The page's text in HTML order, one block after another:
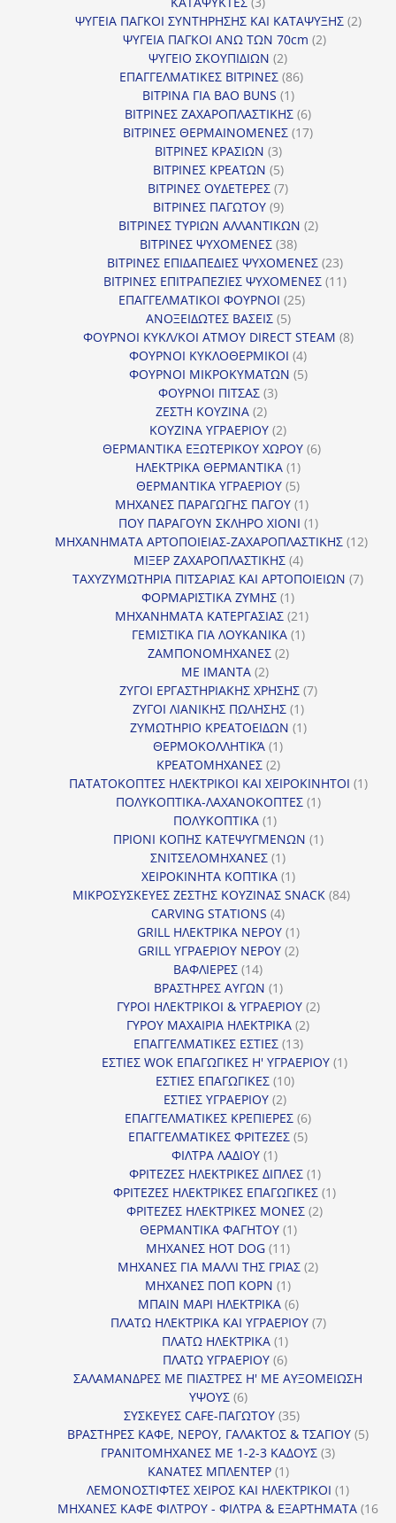
προϊόντα
ΨΥΓΕΙΑ ΠΑΓΚΟΙ ΣΥΝΤΗΡΗΣΗΣ ΚΑΙ ΚΑΤΑΨΥΞΗΣ 22
ΨΥΓΕΙΑ ΠΑΓΚΟΙ ΑΝΩ ΤΩΝ 70cm 22
ΨΥΓΕΙΟ ΣΚΟΥΠΙΔΙΩΝ 22
προϊόντα
ΕΠΑΓΓΕΛΜΑΤΙΚΕΣ ΒΙΤΡΙΝΕΣ 8686
ΒΙΤΡΙΝΑ ΓΙΑ BAO BUNS 11
προϊόν
ΒΙΤΡΙΝΕΣ ΖΑΧΑΡΟΠΛΑΣΤΙΚΗΣ 66
προϊόντα
ΒΙΤΡΙΝΕΣ ΘΕΡΜΑΙΝΟΜΕΝΕΣ 1717
ΒΙΤΡΙΝΕΣ ΚΡΑΣΙΩΝ 33
προϊόντα
ΒΙΤΡΙΝΕΣ ΚΡΕΑΤΩΝ 55
προϊόντα
ΒΙΤΡΙΝΕΣ ΟΥΔΕΤΕΡΕΣ 77
ΒΙΤΡΙΝΕΣ ΠΑΓΩΤΟΥ 99
προϊόντα
ΒΙΤΡΙΝΕΣ ΤΥΡΙΩΝ ΑΛΛΑΝΤΙΚΩΝ 22
ΒΙΤΡΙΝΕΣ ΨΥΧΟΜΕΝΕΣ 3838
προϊόντα
ΒΙΤΡΙΝΕΣ ΕΠΙΔΑΠΕΔΙΕΣ ΨΥΧΟΜΕΝΕΣ 2323
προϊόντα
ΒΙΤΡΙΝΕΣ ΕΠΙΤΡΑΠΕΖΙΕΣ ΨΥΧΟΜΕΝΕΣ 1111
ΕΠΑΓΓΕΛΜΑΤΙΚΟΙ ΦΟΥΡΝΟΙ 2525
ΑΝΟΞΕΙΔΩΤΕΣ ΒΑΣΕΙΣ 55
προϊόντα
ΦΟΥΡΝΟΙ ΚΥΚΛ/ΚΟΙ ΑΤΜΟΥ DIRECT STEAM 88
ΦΟΥΡΝΟΙ ΚΥΚΛΟΘΕΡΜΙΚΟΙ 44
προϊόντα
ΦΟΥΡΝΟΙ ΜΙΚΡΟΚΥΜΑΤΩΝ 55
ΦΟΥΡΝΟΙ ΠΙΤΣΑΣ 33
ΖΕΣΤΗ ΚΟΥΖΙΝΑ 22
προϊόντα
ΚΟΥΖΙΝΑ ΥΓΡΑΕΡΙΟΥ 22
προϊόντα
ΘΕΡΜΑΝΤΙΚΑ ΕΞΩΤΕΡΙΚΟΥ ΧΩΡΟΥ 66
ΗΛΕΚΤΡΙΚΑ ΘΕΡΜΑΝΤΙΚΑ 11
προϊόν
ΘΕΡΜΑΝΤΙΚΑ ΥΓΡΑΕΡΙΟΥ 55
προϊόντα
ΜΗΧΑΝΕΣ ΠΑΡΑΓΩΓΗΣ ΠΑΓΟΥ 11
προϊόν
ΠΟΥ ΠΑΡΑΓΟΥΝ ΣΚΛΗΡΟ ΧΙΟΝΙ 11
προϊόν
ΜΗΧΑΝΗΜΑΤΑ ΑΡΤΟΠΟΙΕΙΑΣ-ΖΑΧΑΡΟΠΛΑΣΤΙΚΗΣ 1212
ΜΙΞΕΡ ΖΑΧΑΡΟΠΛΑΣΤΙΚΗΣ 44
προϊόντα
ΤΑΧΥΖΥΜΩΤΗΡΙΑ ΠΙΤΣΑΡΙΑΣ ΚΑΙ ΑΡΤΟΠΟΙΕΙΩΝ 77
ΦΟΡΜΑΡΙΣΤΙΚΑ ΖΥΜΗΣ 11
προϊόν
ΜΗΧΑΝΗΜΑΤΑ ΚΑΤΕΡΓΑΣΙΑΣ 2121
προϊόντα
ΓΕΜΙΣΤΙΚΑ ΓΙΑ ΛΟΥΚΑΝΙΚΑ 11
ΖΑΜΠΟΝΟΜΗΧΑΝΕΣ 22
ΜΕ ΙΜΑΝΤΑ 22
προϊόντα
ΖΥΓΟΙ ΕΡΓΑΣΤΗΡΙΑΚΗΣ ΧΡΗΣΗΣ 77
ΖΥΓΟΙ ΛΙΑΝΙΚΗΣ ΠΩΛΗΣΗΣ 11
προϊόν
ΖΥΜΩΤΗΡΙΟ ΚΡΕΑΤΟΕΙΔΩΝ 11
ΘΕΡΜΟΚΟΛΛΗΤΙΚΆ 11
προϊόν
ΚΡΕΑΤΟΜΗΧΑΝΕΣ 22
προϊόντα
ΠΑΤΑΤΟΚΟΠΤΕΣ ΗΛΕΚΤΡΙΚΟΙ ΚΑΙ ΧΕΙΡΟΚΙΝΗΤΟΙ 11
ΠΟΛΥΚΟΠΤΙΚΑ-ΛΑΧΑΝΟΚΟΠΤΕΣ 11
ΠΟΛΥΚΟΠΤΙΚΑ 11
προϊόν
ΠΡΙΟΝΙ ΚΟΠΗΣ ΚΑΤΕΨΥΓΜΕΝΩΝ 11
ΣΝΙΤΣΕΛΟΜΗΧΑΝΕΣ 11
προϊόν
ΧΕΙΡΟΚΙΝΗΤΑ ΚΟΠΤΙΚΑ 11
προϊόν
ΜΙΚΡΟΣΥΣΚΕΥΕΣ ΖΕΣΤΗΣ ΚΟΥΖΙΝΑΣ SNACK 8484
CARVING STATIONS 44
προϊόντα
GRILL ΗΛΕΚΤΡΙΚΑ ΝΕΡΟΥ 11
προϊόν
GRILL ΥΓΡΑΕΡΙΟΥ ΝΕΡΟΥ 22
ΒΑΦΛΙΕΡΕΣ 1414
προϊόντα
ΒΡΑΣΤΗΡΕΣ ΑΥΓΩΝ 11
προϊόν
ΓΥΡΟΙ ΗΛΕΚΤΡΙΚΟΙ & ΥΓΡΑΕΡΙΟΥ 22
ΓΥΡΟΥ ΜΑΧΑΙΡΙΑ ΗΛΕΚΤΡΙΚΑ 22
ΕΠΑΓΓΕΛΜΑΤΙΚΕΣ ΕΣΤΙΕΣ 1313
προϊόντα
ΕΣΤΙΕΣ WOK ΕΠΑΓΩΓΙΚΕΣ Η' ΥΓΡΑΕΡΙΟΥ 11
ΕΣΤΙΕΣ ΕΠΑΓΩΓΙΚΕΣ 1010
ΕΣΤΙΕΣ ΥΓΡΑΕΡΙΟΥ 22
προϊόντα
ΕΠΑΓΓΕΛΜΑΤΙΚΕΣ ΚΡΕΠΙΕΡΕΣ 66
προϊόντα
ΕΠΑΓΓΕΛΜΑΤΙΚΕΣ ΦΡΙΤΕΖΕΣ 55
ΦΙΛΤΡΑ ΛΑΔΙΟΥ 11
προϊόν
ΦΡΙΤΕΖΕΣ ΗΛΕΚΤΡΙΚΕΣ ΔΙΠΛΕΣ 11
προϊόν
ΦΡΙΤΕΖΕΣ ΗΛΕΚΤΡΙΚΕΣ ΕΠΑΓΩΓΙΚΕΣ 11
ΦΡΙΤΕΖΕΣ ΗΛΕΚΤΡΙΚΕΣ ΜΟΝΕΣ 22
ΘΕΡΜΑΝΤΙΚΑ ΦΑΓΗΤΟΥ 11
ΜΗΧΑΝΕΣ HOT DOG 1111
προϊόντα
ΜΗΧΑΝΕΣ ΓΙΑ ΜΑΛΛΙ ΤΗΣ ΓΡΙΑΣ 22
ΜΗΧΑΝΕΣ ΠΟΠ ΚΟΡΝ 11
προϊόν
ΜΠΑΙΝ ΜΑΡΙ ΗΛΕΚΤΡΙΚΑ 66
προϊόντα
ΠΛΑΤΩ ΗΛΕΚΤΡΙΚΑ ΚΑΙ ΥΓΡΑΕΡΙΟΥ 77
ΠΛΑΤΩ ΗΛΕΚΤΡΙΚΑ 11
προϊόν
ΠΛΑΤΩ ΥΓΡΑΕΡΙΟΥ 66
προϊόντα
ΣΑΛΑΜΑΝΔΡΕΣ ΜΕ ΠΙΑΣΤΡΕΣ Η' ΜΕ ΑΥΞΟΜΕΙΩΣΗ
ΥΨΟΥΣ 66
προϊόντα
ΣΥΣΚΕΥΕΣ CAFE-ΠΑΓΩΤΟΥ 3535
προϊόντα
ΒΡΑΣΤΗΡΕΣ ΚΑΦΕ, ΝΕΡΟΥ, ΓΑΛΑΚΤΟΣ & ΤΣΑΓΙΟΥ 55
ΓΡΑΝΙΤΟΜΗΧΑΝΕΣ ΜΕ 1-2-3 ΚΑΔΟΥΣ 33
ΚΑΝΑΤΕΣ ΜΠΛΕΝΤΕΡ 11
προϊόν
ΛΕΜΟΝΟΣΤΙΦΤΕΣ ΧΕΙΡΟΣ ΚΑΙ ΗΛΕΚΤΡΙΚΟΙ 11
προϊόν
ΜΗΧΑΝΕΣ ΚΑΦΕ ΦΙΛΤΡΟΥ - ΦΙΛΤΡΑ & ΕΞΑΡΤΗΜΑΤΑ 16